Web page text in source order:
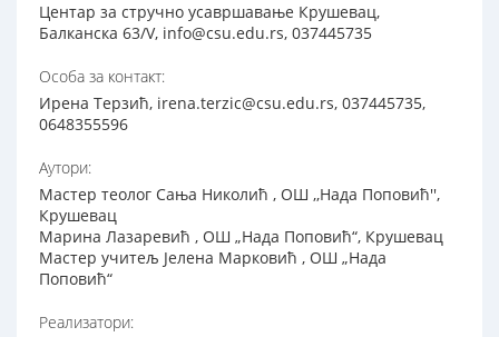
Центар за стручно усавршавање Крушевац,
Балканска 63/V, info@csu.edu.rs, 037445735
Особа за контакт:
Ирена Терзић, irena.terzic@csu.edu.rs, 037445735,
0648355596
Аутори:
Мастер теолог Сања Николић , ОШ ,,Нада Поповић'',
Крушевац
Марина Лазаревић , ОШ „Нада Поповић“, Крушевац
Мастер учитељ Јелена Марковић , ОШ „Нада
Поповић“
Реализатори: